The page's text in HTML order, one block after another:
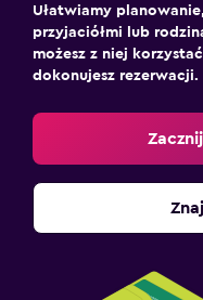
Ułatwiamy
przyjaciółmi lub
możesz z niej
dokonujesz rezerwacji.